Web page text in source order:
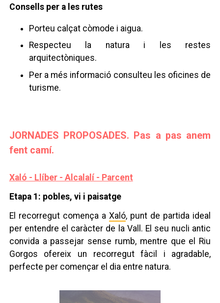
Consells per a les rutes
Porteu calçat còmode i aigua.
Respecteu la natura i les restes
arquitectòniques.
Per a més informació consulteu les oficines de
turisme.
JORNADES PROPOSADES. Pas a pas anem
fent camí.
Xaló - Llíber - Alcalalí - Parcent
Etapa 1: pobles, vi i paisatge
El recorregut comença a Xaló, punt de partida ideal
per entendre el caràcter de la Vall. El seu nucli antic
convida a passejar sense rumb, mentre que el Riu
Gorgos ofereix un recorregut fàcil i agradable,
perfecte per començar el dia entre natura.